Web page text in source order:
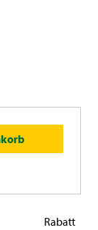
Rabatt